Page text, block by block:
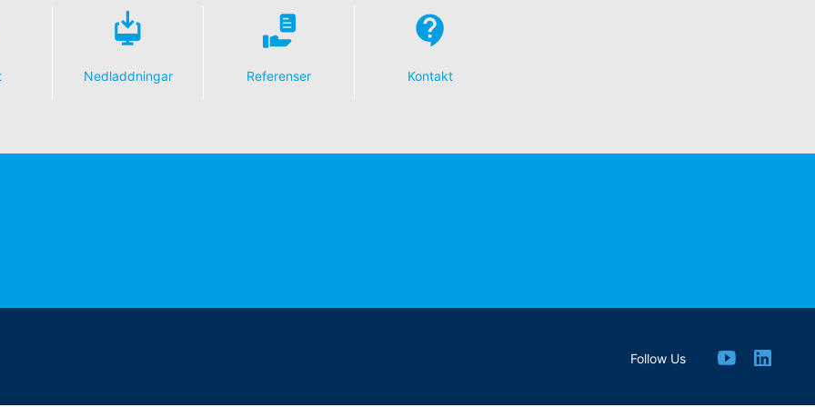
Nedladdningar Referenser Kontakt
Follow Us